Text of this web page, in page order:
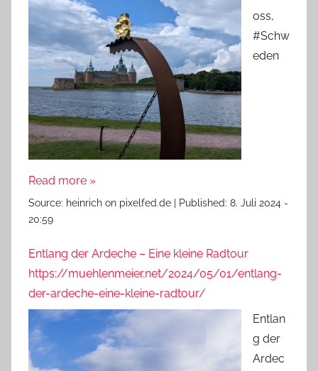
oss,
#Schw
eden
Read more »
Source: heinrich on pixelfed.de Published: 8. Juli 2024 -
20:59
Entlang der Ardeche – Eine kleine Radtour
https://muehlenmeier.net/2024/05/01/entlang-
der-ardeche-eine-kleine-radtour/
Entlan
g der
Ardec